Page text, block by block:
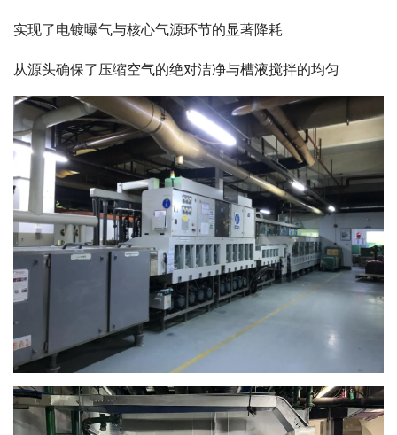
实现了电镀曝气与核心气源环节的显著降耗
从源头确保了压缩空气的绝对洁净与槽液搅拌的均匀